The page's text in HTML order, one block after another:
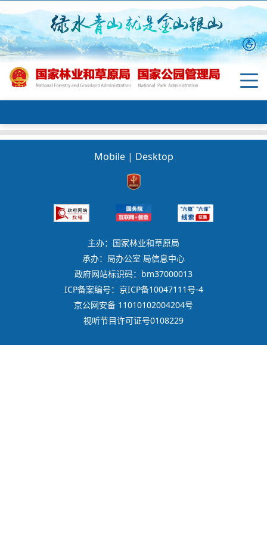
Mobile | Desktop
主办：国家林业和草原局
承办：局办公室 局信息中心
政府网站标识码：bm37000013
ICP备案编号：京ICP备10047111号-4
京公网安备 11010102004204号
视听节目许可证号0108229